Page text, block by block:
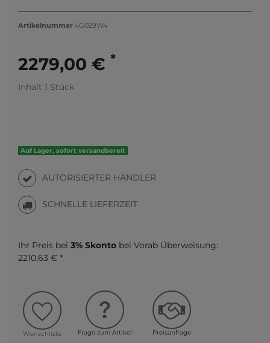
Artikelnummer 4G029W4
2279,00 € *
Inhalt 1 Stück
Auf Lager, sofort versandbereit
AUTORISIERTER HÄNDLER
SCHNELLE LIEFERZEIT
Ihr Preis bei 3% Skonto bei Vorab Überweisung:
2210,63 € *
Wunschliste Frage zum Artikel Preisanfrage